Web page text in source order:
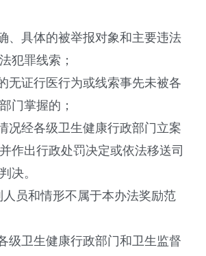
、具体的被举报对象和主要违法
犯罪线索；
无证行医行为或线索事先未被各
门掌握的；
况经各级卫生健康行政部门立案
作出行政处罚决定或依法移送司
决。
员和情形不属于本办法奖励范
级卫生健康行政部门和卫生监督